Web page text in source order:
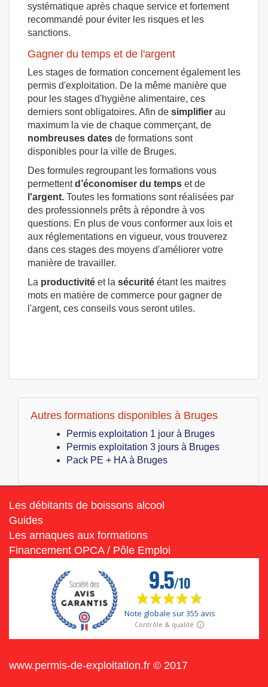
systématique après chaque service et fortement
recommandé pour éviter les risques et les
sanctions.
Gagner du temps et de l'argent
Les stages de formation concernent également les
permis d'exploitation. De la même manière que
pour les stages d'hygiène alimentaire, ces
derniers sont obligatoires. Afin de simplifier au
maximum la vie de chaque commerçant, de
nombreuses dates de formations sont
disponibles pour la ville de Bruges.
Des formules regroupant les formations vous
permettentd’économiser du temps et de
l'argent. Toutes les formations sont réalisées par
des professionnels prêts à répondre à vos
questions. En plus de vous conformer aux lois et
aux réglementations en vigueur, vous trouverez
dans ces stages des moyens d'améliorer votre
manière de travailler.
La productivité et la sécurité étant les maitres
mots en matière de commerce pour gagner de
l'argent, ces conseils vous seront utiles.
Autres formations disponibles à Bruges
Permis exploitation 1 jour à Bruges
Permis exploitation 3 jours à Bruges
Pack PE + HA à Bruges
Les débitants de boissons alcool
Guides
Les arnaques aux formations
Financement OPCA / Pôle Emploi
www.permis-de-exploitation.fr © 2017